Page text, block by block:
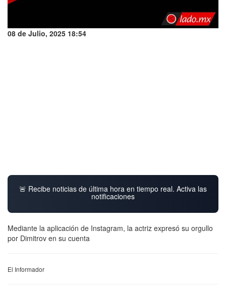
08 de Julio, 2025 18:54
🚨 Recibe noticias de última hora en tiempo real. Activa las
notificaciones
Mediante la aplicación de Instagram, la actriz expresó su orgullo
por Dimitrov en su cuenta
El Informador